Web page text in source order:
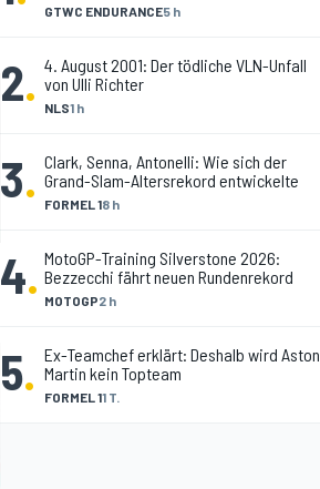
GTWC ENDURANCE5 h
2. NLS1 h
4. August 2001: Der tödliche VLN-Unfall
von Ulli Richter
3. FORMEL 18 h
Clark, Senna, Antonelli: Wie sich der
Grand-Slam-Altersrekord entwickelte
4. MOTOGP2 h
MotoGP-Training Silverstone 2026:
Bezzecchi fährt neuen Rundenrekord
5. FORMEL 11 T.
Ex-Teamchef erklärt: Deshalb wird Aston
Martin kein Topteam